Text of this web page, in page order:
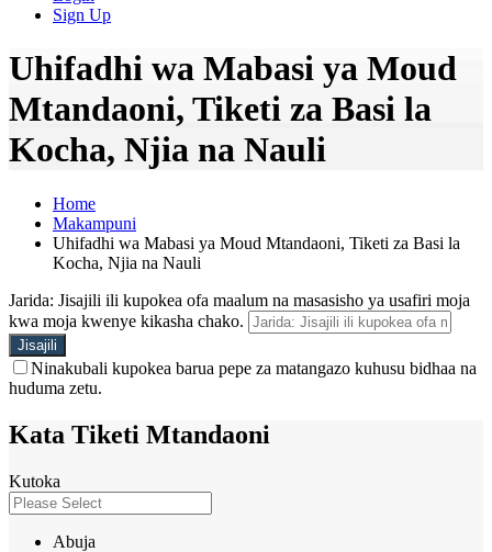
Sign Up
Uhifadhi wa Mabasi ya Moud
Mtandaoni, Tiketi za Basi la
Kocha, Njia na Nauli
Home
Makampuni
Uhifadhi wa Mabasi ya Moud Mtandaoni, Tiketi za Basi la
Kocha, Njia na Nauli
Jarida: Jisajili ili kupokea ofa maalum na masasisho ya usafiri moja
kwa moja kwenye kikasha chako.
Ninakubali kupokea barua pepe za matangazo kuhusu bidhaa na
huduma zetu.
Kata Tiketi Mtandaoni
Kutoka
Abuja